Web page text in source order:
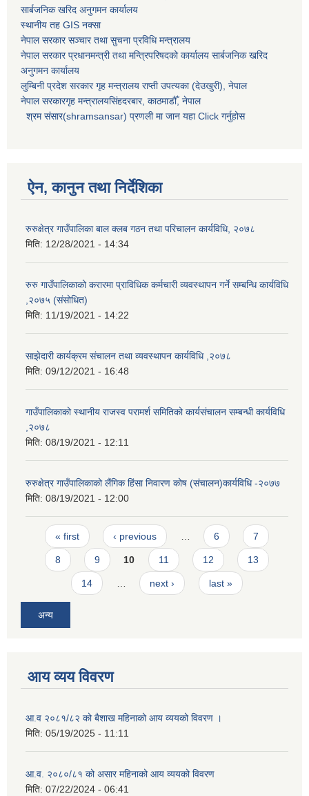
सार्बजनिक खरिद अनुगमन कार्यालय
स्थानीय तह GIS नक्सा
नेपाल सरकारसञ्चार तथा सुचना प्रविधि मन्त्रालय
नेपाल सरकार प्रधानमन्त्री तथा मन्त्रिपरिषदको कार्यालय सार्बजनिक खरिद
अनुगमन कार्यालय
लुम्बिनी प्रदेश सरकार गृह मन्त्रालय राप्ती उपत्यका (देउखुरी), नेपाल
नेपाल सरकारगृह मन्त्रालयसिंहदरबार, काठमाडौँ, नेपाल
श्रम संसार(shramsansar) प्रणली मा जान यहा Click गर्नुहोस
ऐन, कानुन तथा निर्देशिका
रुरुक्षेत्र गाउँपालिका बाल क्लब गठन तथा परिचालन कार्यविधि, २०७८
मिति: 12/28/2021 - 14:34
रुरु गाउँपालिकाको करारमा प्राविधिक कर्मचारी व्यवस्थापन गर्ने सम्बन्धि कार्यविधि
,२०७५ (संसोधित)
मिति: 11/19/2021 - 14:22
साझेदारी कार्यक्रम संचालन तथा व्यवस्थापन कार्यविधि ,२०७८
मिति: 09/12/2021 - 16:48
गाउँपालिकाको स्थानीय राजस्व परामर्श समितिको कार्यसंचालन सम्बन्धी कार्यविधि
,२०७८
मिति: 08/19/2021 - 12:11
रुरुक्षेत्र गाउँपालिकाको लैंगिक हिंसा निवारण कोष (संचालन)कार्यविधि -२०७७
मिति: 08/19/2021 - 12:00
Pages
« first ‹ previous 6 7
8 9 10 11 12 13
14 next › last »
अन्य
आय व्यय विवरण
आ.व २०८१/८२ को बैशाख महिनाको आय व्ययको विवरण ।
मिति: 05/19/2025 - 11:11
आ.व. २०८०/८१ को असार महिनाको आय व्ययको विवरण
मिति: 07/22/2024 - 06:41